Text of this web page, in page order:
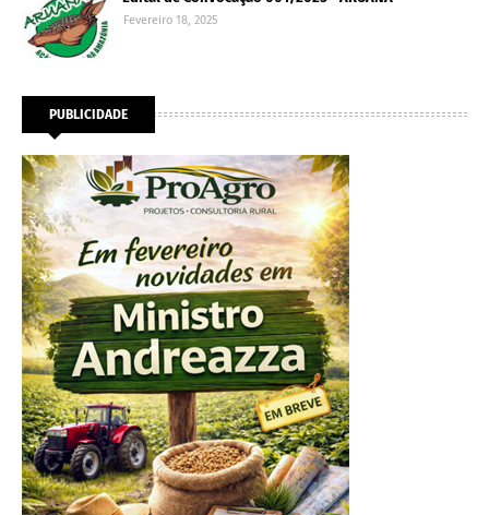
Fevereiro 18, 2025
PUBLICIDADE